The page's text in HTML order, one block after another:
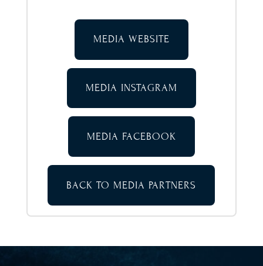
MEDIA WEBSITE
MEDIA INSTAGRAM
MEDIA FACEBOOK
BACK TO MEDIA PARTNERS